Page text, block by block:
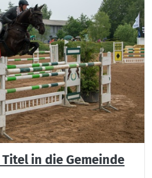
in die Gemeinde